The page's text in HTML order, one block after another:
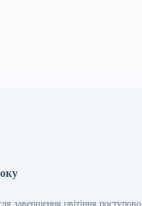
завершення цвітіння поступово